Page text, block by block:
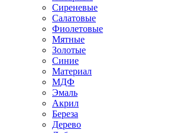
Сиреневые
Салатовые
Фиолетовые
Мятные
Золотые
Синие
Материал
МДФ
Эмаль
Акрил
Береза
Дерево